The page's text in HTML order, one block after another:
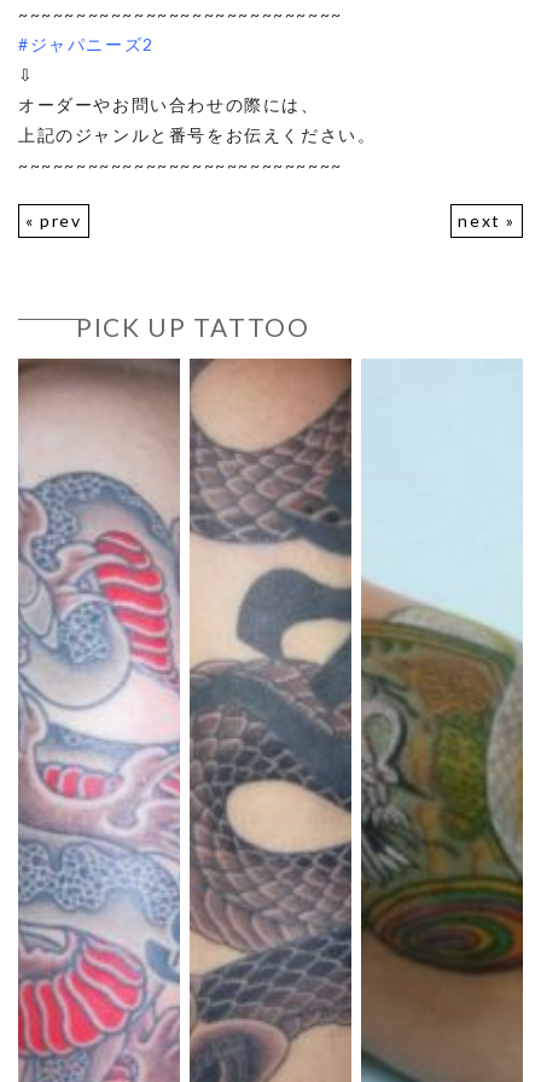
~~~~~~~~~~~~~~~~~~~~~~~~~~~~
#ジャパニーズ2
⇩
オーダーやお問い合わせの際には、
上記のジャンルと番号をお伝えください。
~~~~~~~~~~~~~~~~~~~~~~~~~~~~
« prev next »
PICK UP TATTOO